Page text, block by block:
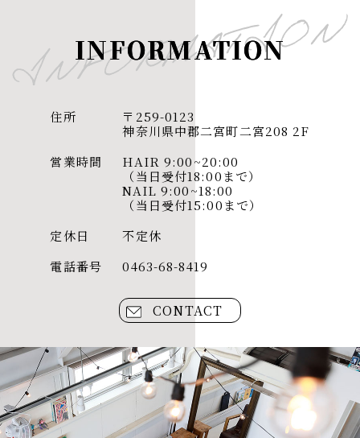
INFORMATION
INFORMATION
住所
〒259-0123
​​​​​​​神奈川県中郡二宮町二宮208 2F
営業時間
HAIR 9:00~20:00
​​​​​​​（当日受付18:00まで）
NAIL 9:00~18:00
​​​​​​​（当日受付15:00まで）
定休日
不定休
電話番号
0463-68-8419
CONTACT